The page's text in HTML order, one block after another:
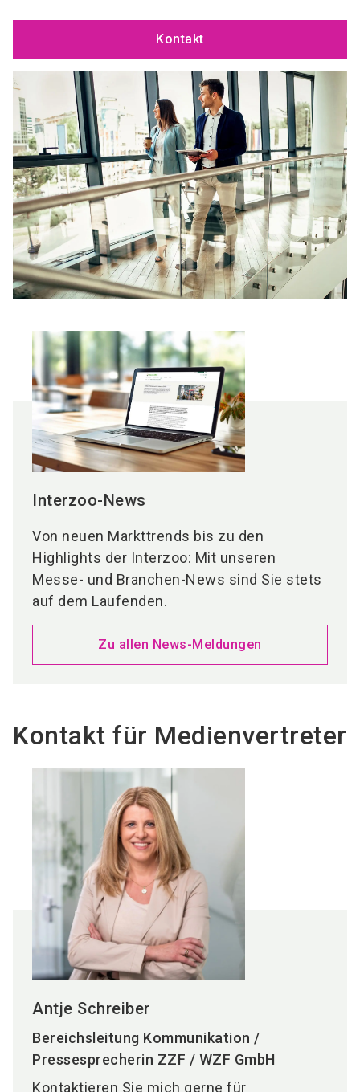
Kontakt
Interzoo-News
Von neuen Markttrends bis zu den
Highlights der Interzoo: Mit unseren
Messe- und Branchen-News sind Sie stets
auf dem Laufenden.
Zu allen News-Meldungen
Kontakt für Medienvertreter
Antje Schreiber
Bereichsleitung Kommunikation /
Pressesprecherin ZZF / WZF GmbH
Kontaktieren Sie mich gerne für